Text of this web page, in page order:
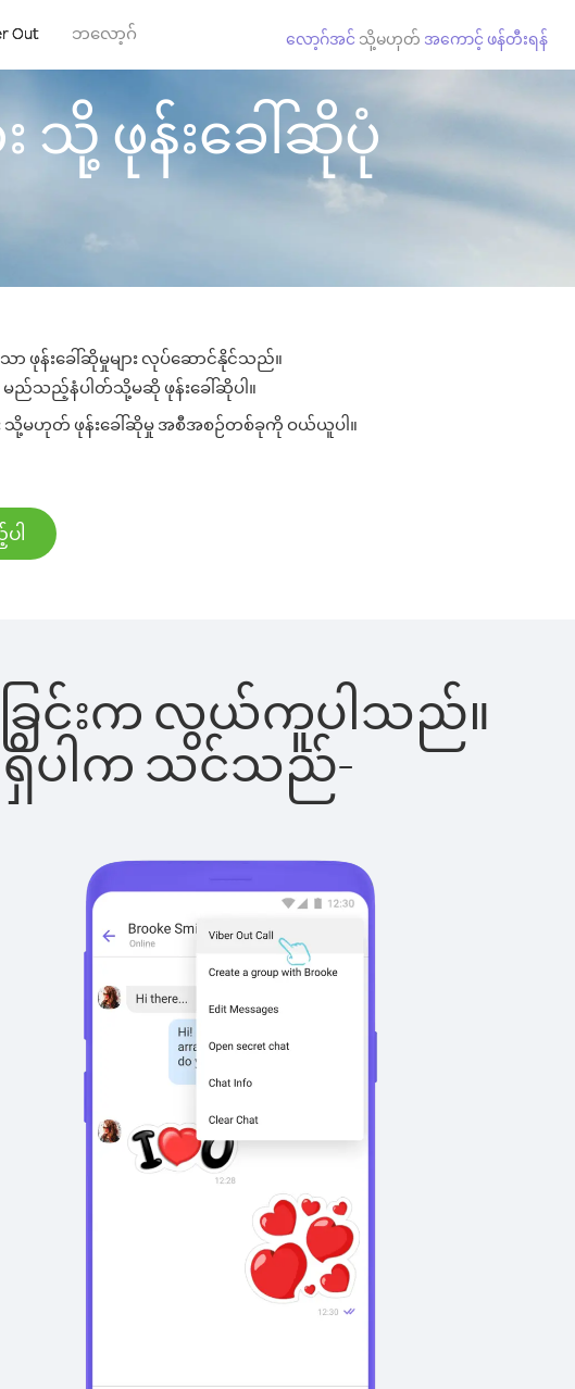
Out ဘလော့ဂ် လော့ဂ်အင် သို့မဟုတ် အကောင့် ဖန်တီးရန်
သို့ ဖုန်းခေါ်ဆိုပုံ
ဖုန်းခေါ်ဆိုမှုများ လုပ်ဆောင်နိုင်သည်။
မည်သည့်နံပါတ်သို့မဆို ဖုန်းခေါ်ဆိုပါ။
း သို့မဟုတ် ဖုန်းခေါ်ဆိုမှု အစီအစဉ်တစ်ခုကို ဝယ်ယူပါ။
ါ
ါ်ခြင်းက လွယ်ကူပါသည်။
ရှိပါက သင်သည်-